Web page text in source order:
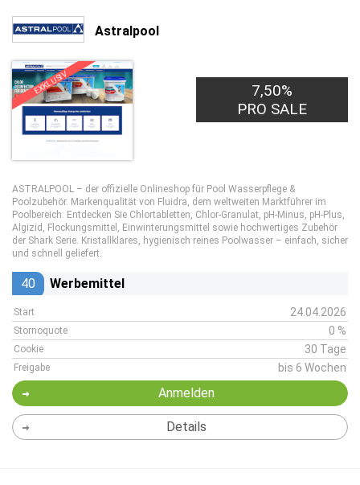
Astralpool
EXKLUSIV
7,50%
PRO SALE
ASTRALPOOL – der offizielle Onlineshop für Pool Wasserpflege &
Poolzubehör. Markenqualität von Fluidra, dem weltweiten Marktführer im
Poolbereich. Entdecken Sie Chlortabletten, Chlor-Granulat, pH-Minus, pH-Plus,
Algizid, Flockungsmittel, Einwinterungsmittel sowie hochwertiges Zubehör
der Shark Serie. Kristallklares, hygienisch reines Poolwasser – einfach, sicher
und schnell geliefert.
40 Werbemittel
Start 24.04.2026
Stornoquote 0 %
Cookie 30 Tage
Freigabe bis 6 Wochen
Anmelden
Details